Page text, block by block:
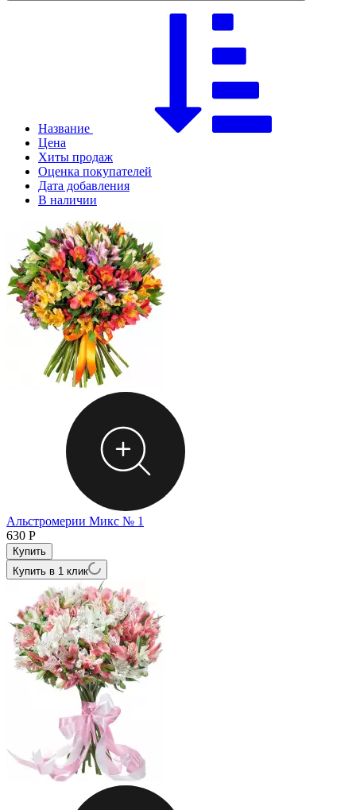
Название
Цена
Хиты продаж
Оценка покупателей
Дата добавления
В наличии
Альстромерии Микс № 1
630 Р
Купить в 1 клик